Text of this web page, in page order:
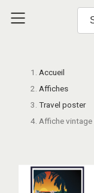
Accueil
Affiches
Travel poster
Affiche vintage